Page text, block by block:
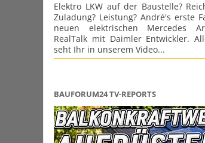
Elektro LKW auf der Baustelle?
Zuladung? Leistung? André's erste
neuen elektrischen Mercedes
RealTalk mit Daimler Entwickler.
seht Ihr in unserem Video...
BAUFORUM24 TV-REPORTS